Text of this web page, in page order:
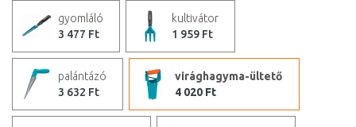
gyomláló
3 477 Ft
kultivátor
1 959 Ft
palántázó
3 632 Ft
virághagyma-ültető
4 020 Ft